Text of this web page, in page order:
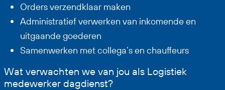
Orders verzendklaar maken
Administratief verwerken van inkomende en
uitgaande goederen
Samenwerken met collega’s en chauffeurs
Wat verwachten we van jou als Logistiek
medewerker dagdienst?